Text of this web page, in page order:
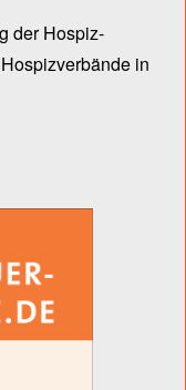
der Hospiz­
in